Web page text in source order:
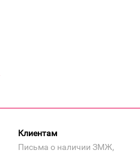
Клиентам
Письма о наличии ЗМЖ,